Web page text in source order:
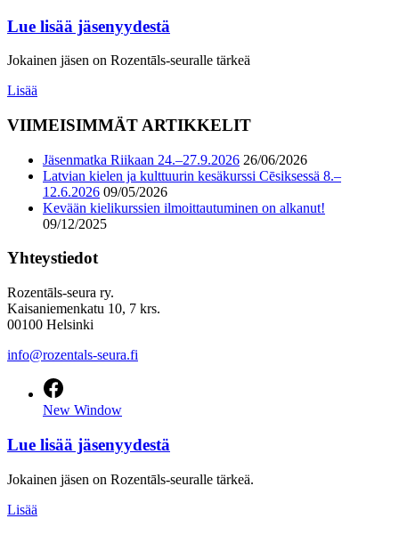
Lue lisää jäsenyydestä
Jokainen jäsen on Rozentāls-seuralle tärkeä
Lisää
VIIMEISIMMÄT ARTIKKELIT
Jäsenmatka Riikaan 24.–27.9.2026 26/06/2026
Latvian kielen ja kulttuurin kesäkurssi Cēsiksessä 8.–
12.6.2026 09/05/2026
Kevään kielikurssien ilmoittautuminen on alkanut!
09/12/2025
Yhteystiedot
Rozentāls-seura ry.
Kaisaniemenkatu 10, 7 krs.
00100 Helsinki
info@rozentals-seura.fi
New Window
Lue lisää jäsenyydestä
Jokainen jäsen on Rozentāls-seuralle tärkeä.
Lisää